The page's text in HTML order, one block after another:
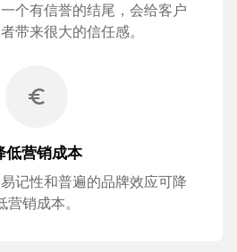
个有信誉的结尾，会给客户
带来很大的信任感。
euro_symbol
低营销成本
记性和普遍的品牌效应可降
营销成本。